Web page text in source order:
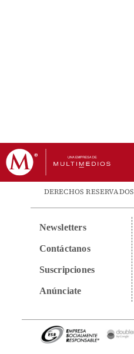
DERECHOS
Newsletters
Contáctanos
Suscripciones
Anúnciate